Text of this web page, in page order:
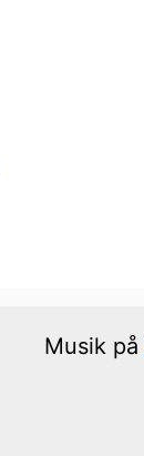
Musik på